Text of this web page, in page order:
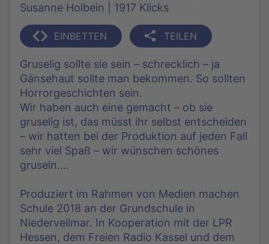
Susanne Holbein | 1917 Klicks
EINBETTEN TEILEN
Gruselig sollte sie sein – schrecklich – ja
Gänsehaut sollte man bekommen. So sollten
Horrorgeschichten sein.
Wir haben auch eine gemacht – ob sie
gruselig ist, das müsst ihr selbst entscheiden
– wir hatten bei der Produktion auf jeden Fall
sehr viel Spaß – wir wünschen schönes
gruseln....
Produziert im Rahmen von Medien machen
Schule 2018 an der Grundschule in
Niedervellmar. In Kooperation mit der LPR
Hessen, dem Freien Radio Kassel und dem